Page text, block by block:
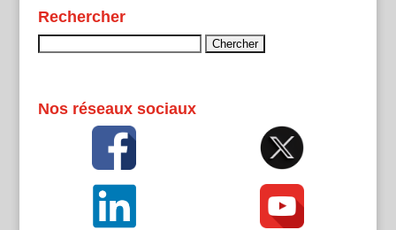
Rechercher
Nos réseaux sociaux